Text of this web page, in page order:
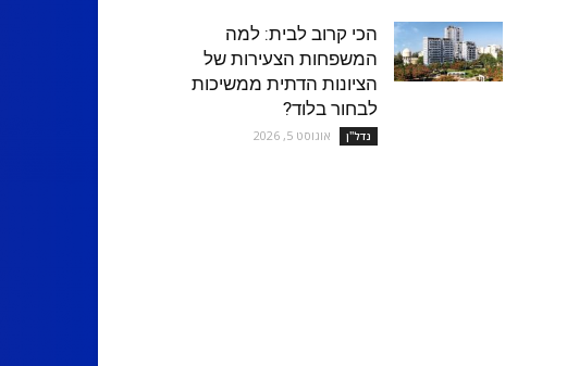
הכי קרוב לבית: למה
המשפחות הצעירות של
הציונות הדתית ממשיכות
לבחור בלוד?
נדל''ן אוגוסט 5, 2026